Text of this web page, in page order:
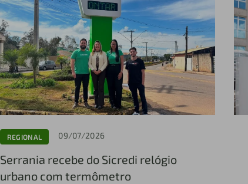
REGIONAL 09/07/2026
Serrania recebe do Sicredi relógio
urbano com termômetro